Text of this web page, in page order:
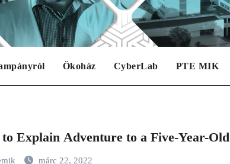
Ökoház CyberLab PTE MIK
Explain Adventure to a Five-Year-Old
márc 22, 2022